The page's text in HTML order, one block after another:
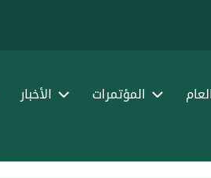
المؤتمرات الأخبار